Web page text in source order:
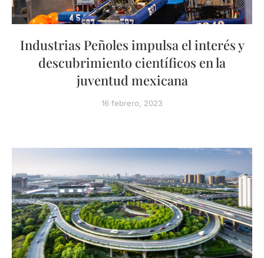
Industrias Peñoles impulsa el interés y
descubrimiento científicos en la
juventud mexicana
16 febrero, 2023